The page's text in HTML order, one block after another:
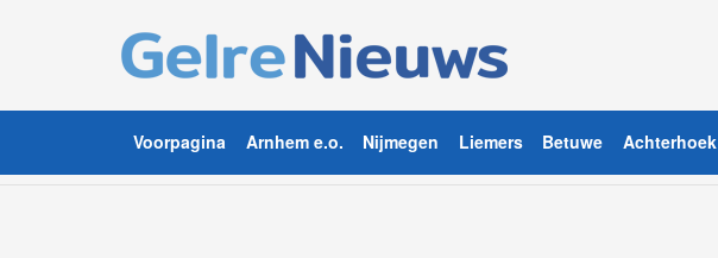
Voorpagina Arnhem e.o. Nijmegen Liemers Betuwe Achterhoek